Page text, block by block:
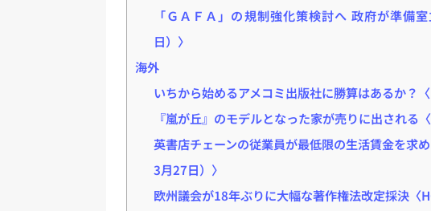
「ＧＡＦＡ」の規制強化策検討へ 政府が準備
日）〉
海外
いちから始めるアメコミ出版社に勝算はあるか？
『嵐が丘』のモデルとなった家が売りに出され
英書店チェーンの従業員が最低限の生活賃金を
3月27日）〉
欧州議会が18年ぶりに大幅な著作権法改定採決